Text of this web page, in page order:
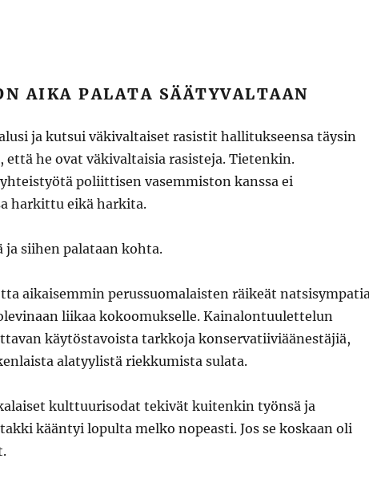
AIKA PALATA SÄÄTYVALTAAN
ja kutsui väkivaltaiset rasistit hallitukseensa täysin
että he ovat väkivaltaisia rasisteja. Tietenkin.
poliittisen vasemmiston kanssa ei
harkittu eikä harkita.
ja siihen palataan kohta.
aikaisemmin perussuomalaisten räikeät
liikaa kokoomukselle. Kainalontuulettelun
käytöstavoista tarkkoja konservatiiviäänestäjiä,
alatyylistä riekkumista sulata.
kulttuurisodat tekivät kuitenkin työnsä ja
kääntyi lopulta melko nopeasti. Jos se koskaan oli